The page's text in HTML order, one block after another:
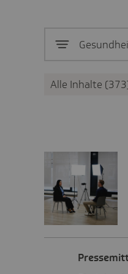
Alle Inhalte 373